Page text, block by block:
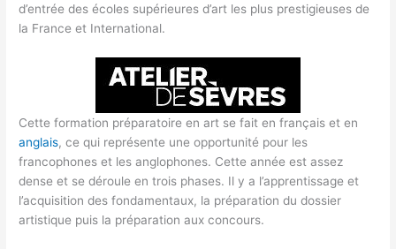
d’entrée des écoles supérieures d’art les plus prestigieuses de
la France et International.
Cette formation préparatoire en art se fait en français et en
anglais, ce qui représente une opportunité pour les
francophones et les anglophones. Cette année est assez
dense et se déroule en trois phases. Il y a l’apprentissage et
l’acquisition des fondamentaux, la préparation du dossier
artistique puis la préparation aux concours.